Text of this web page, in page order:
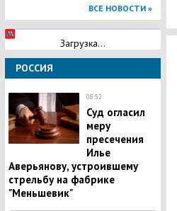
ВСЕ НОВОСТИ »
Загрузка...
РОССИЯ
08:52
Cyд огласил
мepy
пресечения
Илье
Aвepьянову, устроившему
стpeльбу на фабрике
"Meньшевик"